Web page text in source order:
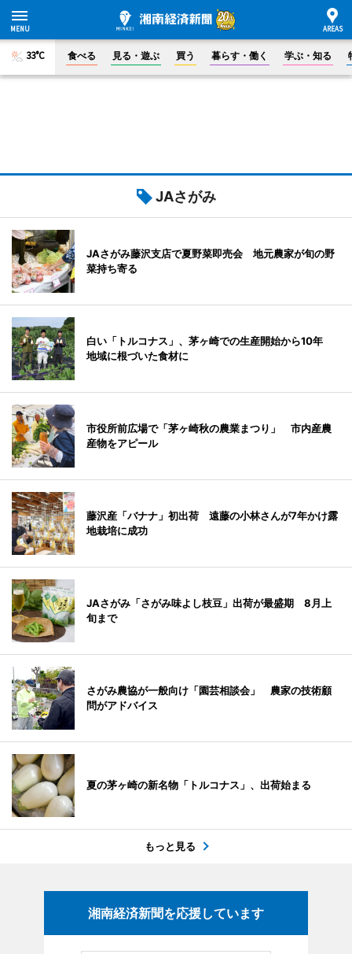
33°C 食べる 見る・遊ぶ 買う 暮らす・働く 学ぶ・知る
JAさがみ
JAさがみ藤沢支店で夏野菜即売会 地元農家が旬の野
菜持ち寄る
白い「トルコナス」、茅ヶ崎での生産開始から10年
地域に根づいた食材に
市役所前広場で「茅ヶ崎秋の農業まつり」 市内産農
産物をアピール
藤沢産「バナナ」初出荷 遠藤の小林さんが7年かけ露
地栽培に成功
JAさがみ「さがみ味よし枝豆」出荷が最盛期 8月上
旬まで
さがみ農協が一般向け「園芸相談会」 農家の技術顧
問がアドバイス
夏の茅ヶ崎の新名物「トルコナス」、出荷始まる
もっと見る
湘南経済新聞を応援しています